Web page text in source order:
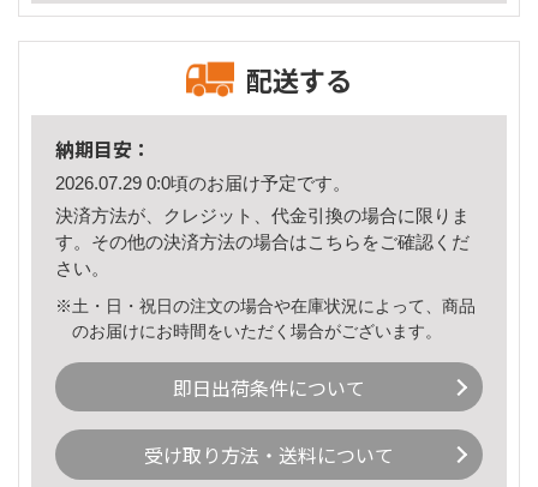
配送する
納期目安：
2026.07.29 0:0頃のお届け予定です。
決済方法が、クレジット、代金引換の場合に限りま
す。その他の決済方法の場合はこちら をご確認くだ
さい。
※土・日・祝日の注文の場合や在庫状況によって、商品
のお届けにお時間をいただく場合がございます。
即日出荷条件について
受け取り方法・送料について